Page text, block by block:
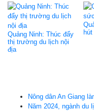
Quảng Ninh: Thúc đẩy
thị trường du lịch nội
địa
Nông dân An Giang
Năm 2024, ngành du